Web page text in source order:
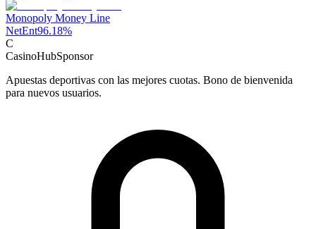
Monopoly Money Line
NetEnt96.18%
C
CasinoHubSponsor
Apuestas deportivas con las mejores cuotas. Bono de bienvenida
para nuevos usuarios.